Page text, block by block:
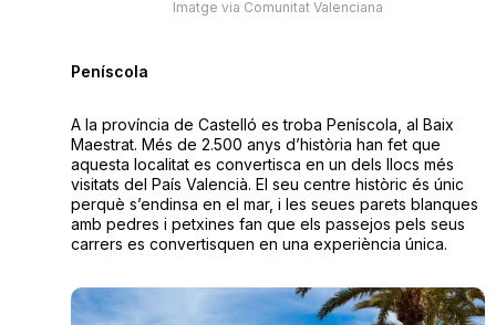
Imatge via Comunitat Valenciana
Peníscola
A la província de Castelló es troba Peníscola, al Baix
Maestrat. Més de 2.500 anys d’història han fet que
aquesta localitat es convertisca en un dels llocs més
visitats del País Valencià. El seu centre històric és únic
perquè s’endinsa en el mar, i les seues parets blanques
amb pedres i petxines fan que els passejos pels seus
carrers es convertisquen en una experiència única.